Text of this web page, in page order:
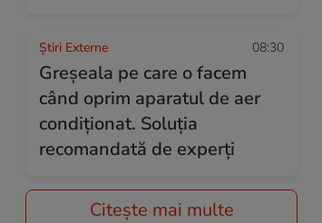
Știri Externe 08:30
Greșeala pe care o facem
când oprim aparatul de aer
condiționat. Soluția
recomandată de experți
Citește mai multe